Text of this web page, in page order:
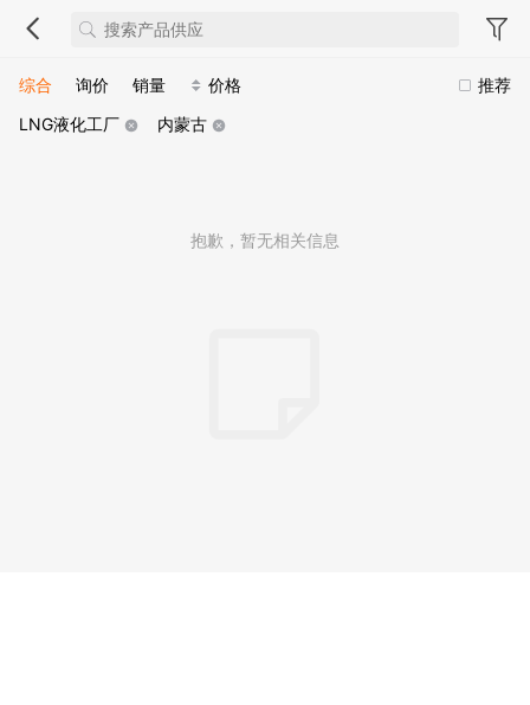
推荐
综合 询价 销量
价格
LNG液化工厂
内蒙古
抱歉，暂无相关信息